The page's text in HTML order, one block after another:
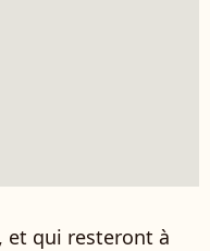
et qui resteront à